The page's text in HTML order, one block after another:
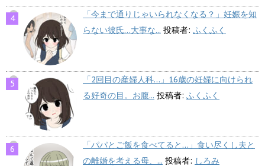
「今まで通りじゃいられなくなる？」妊娠を知
らない彼氏…大事な... 投稿者: ふくふく
「2回目の産婦人科…」16歳の妊婦に向けられ
る好奇の目。お腹... 投稿者: ふくふく
「パパとご飯を食べてると…」食い尽くし夫と
の離婚を考える母、... 投稿者: しろみ